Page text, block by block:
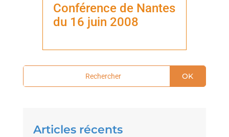
Conférence de Nantes
du 16 juin 2008
OK
Articles récents